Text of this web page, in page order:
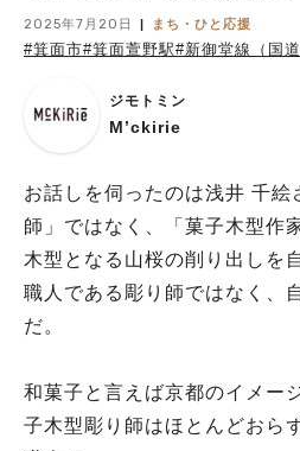
2025年7月20日 まち・ひと応援
#箕面市#箕面萱野駅#新御堂線（国道
ジモトミン
M’ckirie
お話しを伺ったのは浅井 千絵
師」ではなく、「菓子木型作
木型となる山桜の削り出しを
職人である彫り師ではなく、
だ。
和菓子と言えば京都のイメー
子木型彫り師はほとんどおら